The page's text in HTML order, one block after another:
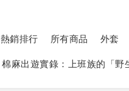
熱銷排行 所有商品 外套
棉麻出遊實錄：上班族的「